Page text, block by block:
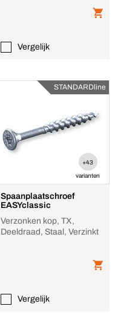
Vergelijk
STANDARDline
+43
varianten
Spaanplaatschroef
EASYclassic
Verzonken kop, TX,
Deeldraad, Staal, Verzinkt
Vergelijk